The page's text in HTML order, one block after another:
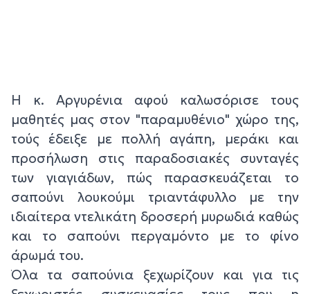
Η κ. Αργυρένια αφού καλωσόρισε τους
μαθητές μας στον "παραμυθένιο" χώρο της,
τούς έδειξε με πολλή αγάπη, μεράκι και
προσήλωση στις παραδοσιακές συνταγές
των γιαγιάδων, πώς παρασκευάζεται το
σαπούνι λουκούμι τριαντάφυλλο με την
ιδιαίτερα ντελικάτη δροσερή μυρωδιά καθώς
και το σαπούνι περγαμόντο με το φίνο
άρωμά του.
Όλα τα σαπούνια ξεχωρίζουν και για τις